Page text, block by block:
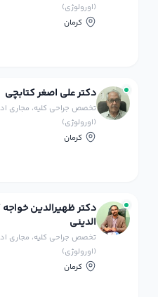
(اورولوژی)
کرمان
دکتر علی اصغر کتابچی
تخصص جراحی کلیه، مجاری
(اورولوژی)
کرمان
دکتر ظهیرالدین
الدینی
تخصص جراحی کلیه، مجاری
(اورولوژی)
کرمان